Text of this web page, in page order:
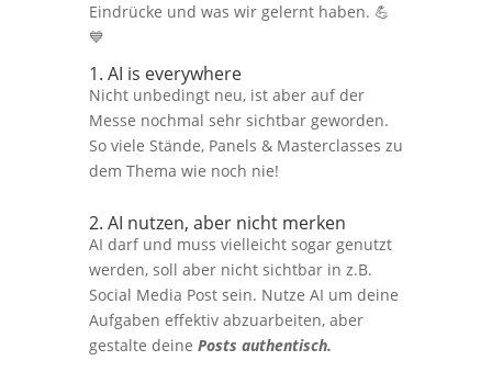
Eindrücke und was wir gelernt haben. 💪
💙
1. AI is everywhere
Nicht unbedingt neu, ist aber auf der
Messe nochmal sehr sichtbar geworden.
So viele Stände, Panels & Masterclasses zu
dem Thema wie noch nie!
2. AI nutzen, aber nicht merken
AI darf und muss vielleicht sogar genutzt
werden, soll aber nicht sichtbar in z.B.
Social Media Post sein. Nutze AI um deine
Aufgaben effektiv abzuarbeiten, aber
gestalte deine Posts authentisch.